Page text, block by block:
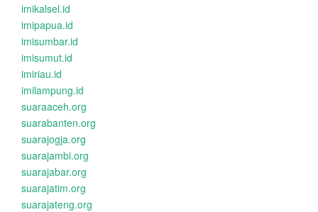
imikalsel.id
imipapua.id
imisumbar.id
imisumut.id
imiriau.id
imilampung.id
suaraaceh.org
suarabanten.org
suarajogja.org
suarajambi.org
suarajabar.org
suarajatim.org
suarajateng.org